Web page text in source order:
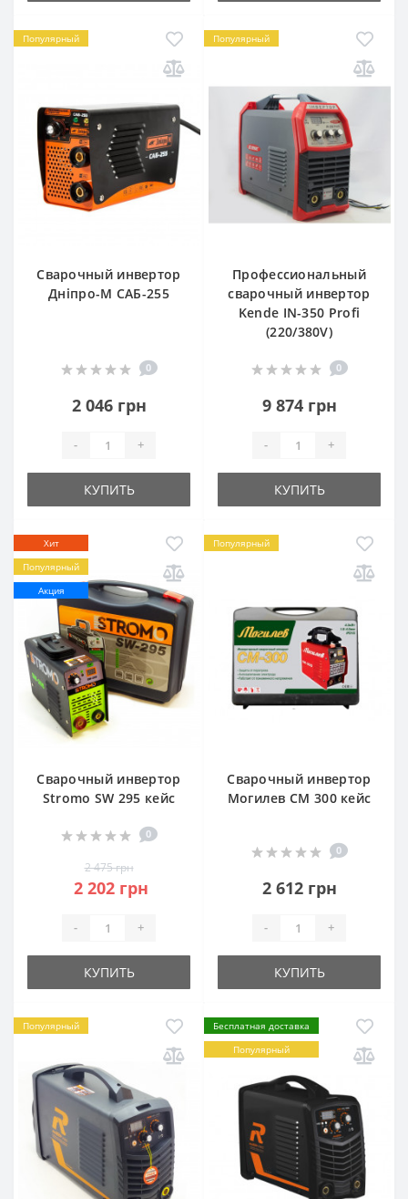
Популярный
Сварочный инвертор
Дніпро-М САБ-255
0
2 046 грн
- +
КУПИТЬ
Популярный
Профессиональный
сварочный инвертор
Kende IN-350 Profi
(220/380V)
0
9 874 грн
- +
КУПИТЬ
Хит
Популярный
Акция
Сварочный инвертор
Stromo SW 295 кейс
0
2 475 грн
2 202 грн
- +
КУПИТЬ
Популярный
Сварочный инвертор
Могилев СМ 300 кейс
0
2 612 грн
- +
КУПИТЬ
Популярный
Бесплатная доставка
Популярный